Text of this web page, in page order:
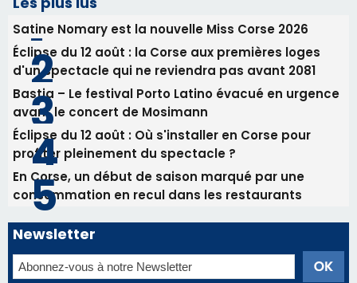
consommation en recul dans les restaurants
Newsletter
Inscrivez-vous à la newsletter de CNI et recevez par
email les infos les plus importantes et une sélection de
nos meilleurs articles
Régie publicitaire